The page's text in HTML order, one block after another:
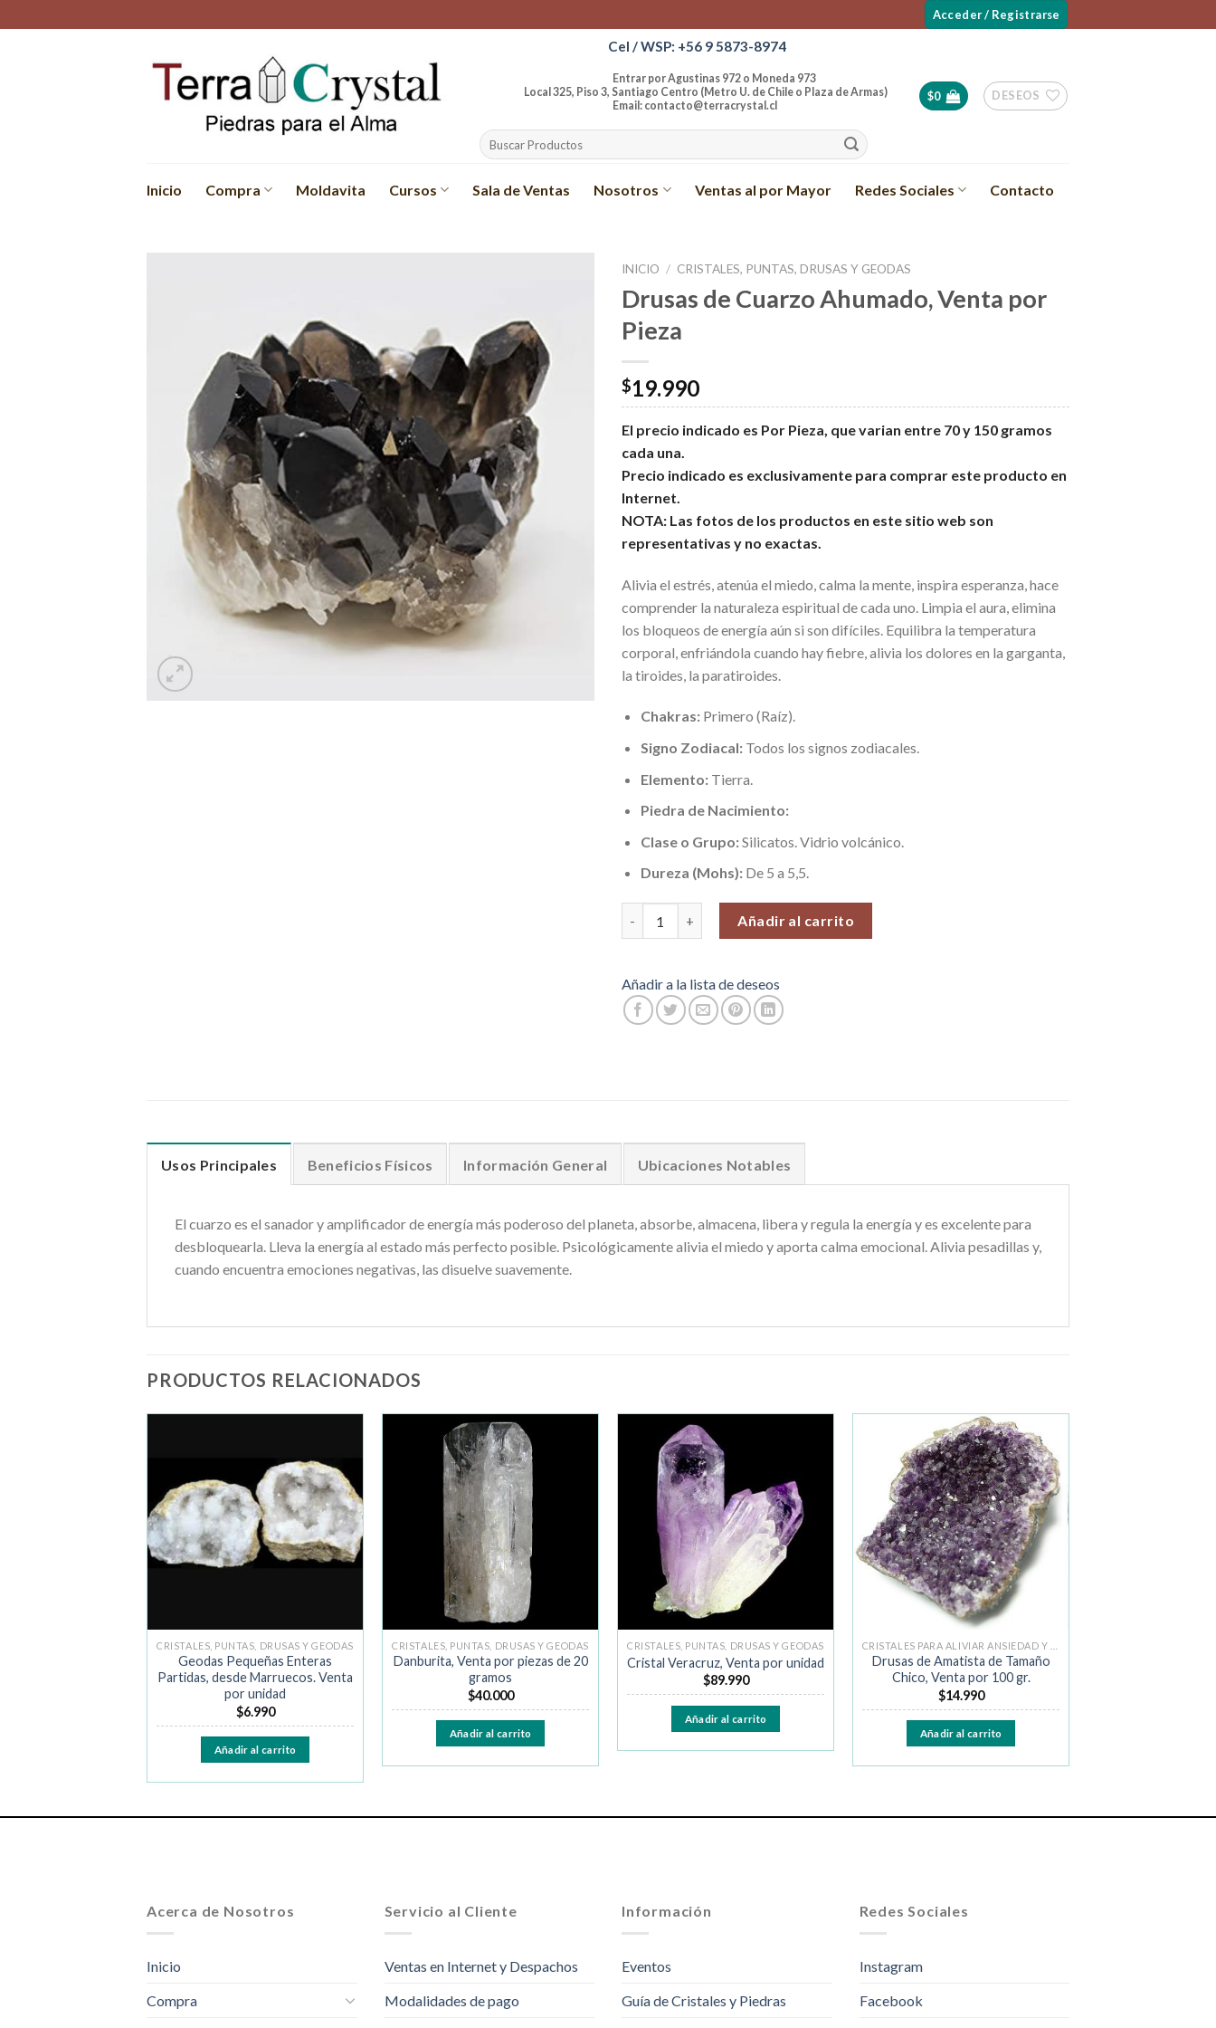
to
Acceder / Registrarse
Cel / WSP: +56 9 5873-8974
Entrar por Agustinas 972 o Moneda 973
Local 325, Piso 3, Santiago Centro (Metro U. de Chile o Plaza de Armas)
Email: contacto@terracrystal.cl
Buscar
por:
$0 DESEOS
Inicio Compra Moldavita Cursos Sala de Ventas Nosotros Ventas al por Mayor Redes Sociales Contacto
lista de
deseos
INICIO / CRISTALES, PUNTAS, DRUSAS Y GEODAS
Drusas de Cuarzo Ahumado, Venta por
Pieza
$19.990
El precio indicado es Por Pieza, que varian entre 70 y 150 gramos
cada una.
Precio indicado es exclusivamente para comprar este producto en
Internet.
NOTA: Las fotos de los productos en este sitio web son
representativas y no exactas.
Alivia el estrés, atenúa el miedo, calma la mente, inspira esperanza, hace
comprender la naturaleza espiritual de cada uno. Limpia el aura, elimina
los bloqueos de energía aún si son difíciles. Equilibra la temperatura
corporal, enfriándola cuando hay fiebre, alivia los dolores en la garganta,
la tiroides, la paratiroides.
Chakras:Primero (Raíz).
Signo Zodiacal: Todos los signos zodiacales.
Elemento:Tierra.
Piedra de Nacimiento:
Clase o Grupo:Silicatos. Vidrio volcánico.
Dureza (Mohs):De 5 a 5,5.
Añadir al carrito
Añadir a la lista de deseos
Usos Principales Beneficios Físicos Información General Ubicaciones Notables
El cuarzo es el sanador y amplificador de energía más poderoso del planeta, absorbe, almacena, libera y regula la energía y es excelente para
desbloquearla. Lleva la energía al estado más perfecto posible. Psicológicamente alivia el miedo y aporta calma emocional. Alivia pesadillas y,
cuando encuentra emociones negativas, las disuelve suavemente.
PRODUCTOS RELACIONADOS
Añadir
a la
lista de
deseos
CRISTALES, PUNTAS, DRUSAS Y GEODAS
Geodas Pequeñas Enteras
Partidas, desde Marruecos. Venta
por unidad
$6.990
Añadir al carrito
CRISTALES, PUNTAS, DRUSAS Y GEODAS
Danburita, Venta por piezas de 20
gramos
$40.000
Añadir al carrito
lista de
deseos
CRISTALES, PUNTAS, DRUSAS Y GEODAS
Cristal Veracruz, Venta por unidad
$89.990
Añadir al carrito
Añadir
a la
lista de
deseos
Drusas de Amatista de Tamaño
Chico, Venta por 100 gr.
$14.990
Añadir al carrito
Acerca de Nosotros
Inicio
Compra
Servicio al Cliente
Ventas en Internet y Despachos
Modalidades de pago
Información
Eventos
Guía de Cristales y Piedras
Redes Sociales
Instagram
Facebook